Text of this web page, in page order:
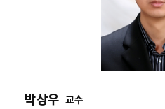
박상우 교수